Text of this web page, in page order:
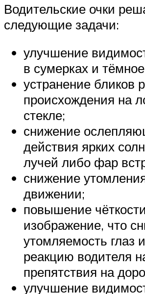
Водительские очки
следующие задачи:
улучшение
в сумерках и
устранение бликов
происхождения на
стекле;
снижение
действия ярких
лучей либо фар
снижение
движении;
повышение чёткости
изображение, что
утомляемость глаз
реакцию водителя
препятствия на
улучшение